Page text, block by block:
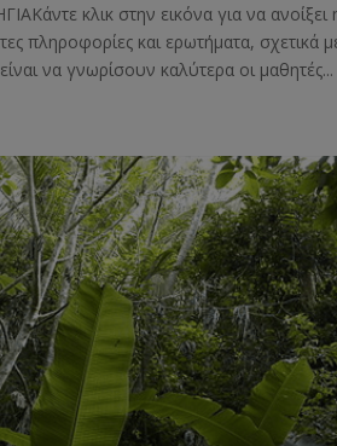
κλικ στην εικόνα για να
πληροφορίες και ερωτήματα, σχετικά
να γνωρίσουν καλύτερα οι μαθητές...